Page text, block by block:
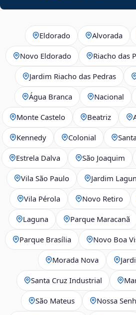
Eldorado Alvorada
Novo Eldorado Riacho das
Jardim Riacho das Pedras
Água Branca Nacional
Monte Castelo Beatriz
Kennedy Colonial
Estrela Dalva São Joaquim
Vila São Paulo Jardim
Vila Pérola Novo Retiro
Laguna Parque Maracanã
Parque Brasília Novo Boa
Morada Nova
Santa Cruz Industrial
São Mateus Nossa